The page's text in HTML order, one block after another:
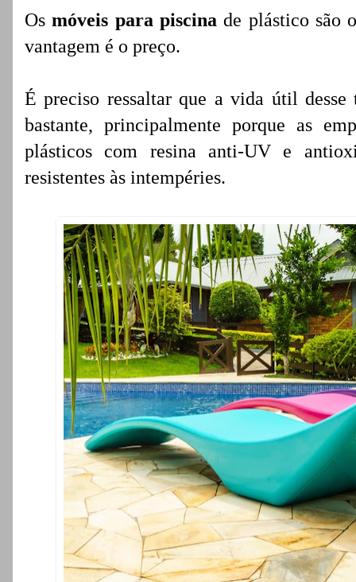
Osmóveis para piscina de plástico são
vantagem é o preço.
É preciso ressaltar que a vida útil
bastante, principalmente porque as
plásticos com resina anti-UV e
resistentes às intempéries.